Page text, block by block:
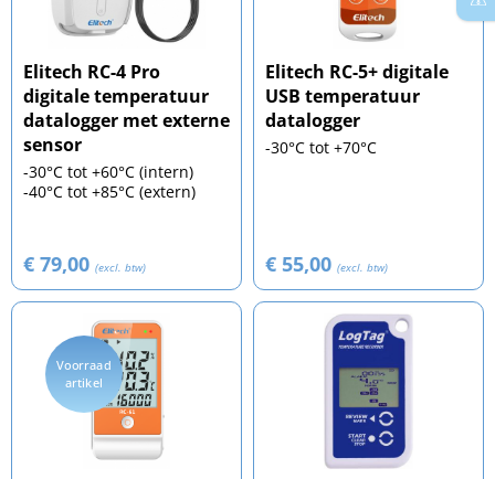
Elitech RC-4 Pro
digitale temperatuur
datalogger met externe
sensor
-30°C tot +60°C (intern)
-40°C tot +85°C (extern)
€ 79,00 (excl. btw)
Elitech RC-5+ digitale
USB temperatuur
datalogger
-30°C tot +70°C
€ 55,00 (excl. btw)
Voorraad
artikel